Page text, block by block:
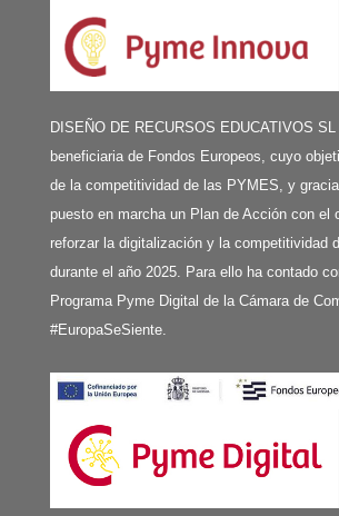
DISEÑO DE RECURSOS EDUCATIVOS
beneficiaria de Fondos Europeos, cuyo
de la competitividad de las PYMES, y
puesto en marcha un Plan de Acción con el
reforzar la digitalización y la competitividad
durante el año 2025. Para ello ha contado
Programa Pyme Digital de la Cámara de
#EuropaSeSiente.